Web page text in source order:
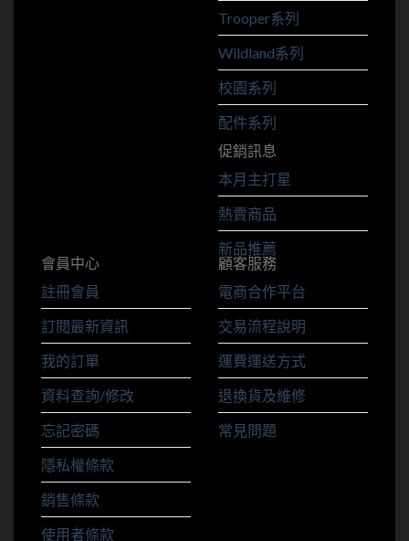
Trooper系列
Wildland系列
校園系列
配件系列
促銷訊息
本月主打星
熱賣商品
新品推薦
會員中心
註冊會員
訂閱最新資訊
我的訂單
資料查詢/修改
忘記密碼
隱私權條款
銷售條款
使用者條款
顧客服務
電商合作平台
交易流程說明
運費運送方式
退換貨及維修
常見問題